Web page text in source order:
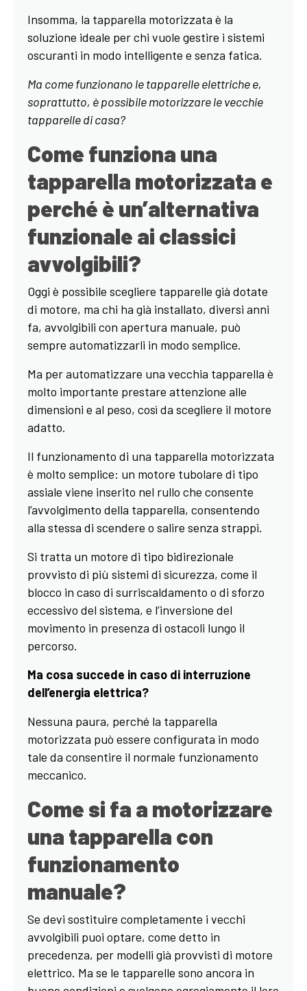
Insomma, la tapparella motorizzata è la
soluzione ideale per chi vuole gestire i sistemi
oscuranti in modo intelligente e senza fatica.
Ma come funzionano le tapparelle elettriche e,
soprattutto, è possibile motorizzare le vecchie
tapparelle di casa?
Come funziona una
tapparella motorizzata e
perché è un’alternativa
funzionale ai classici
avvolgibili?
Oggi è possibile scegliere tapparelle già dotate
di motore, ma chi ha già installato, diversi anni
fa, avvolgibili con apertura manuale, può
sempre automatizzarli in modo semplice.
Ma per automatizzare una vecchia tapparella è
molto importante prestare attenzione alle
dimensioni e al peso, così da scegliere il motore
adatto.
Il funzionamento di una tapparella motorizzata
è molto semplice: un motore tubolare di tipo
assiale viene inserito nel rullo che consente
l’avvolgimento della tapparella, consentendo
alla stessa di scendere o salire senza strappi.
Si tratta un motore di tipo bidirezionale
provvisto di più sistemi di sicurezza, come il
blocco in caso di surriscaldamento o di sforzo
eccessivo del sistema, e l’inversione del
movimento in presenza di ostacoli lungo il
percorso.
Ma cosa succede in caso di interruzione
dell’energia elettrica?
Nessuna paura, perché la tapparella
motorizzata può essere configurata in modo
tale da consentire il normale funzionamento
meccanico.
Come si fa a motorizzare
una tapparella con
funzionamento
manuale?
Se devi sostituire completamente i vecchi
avvolgibili puoi optare, come detto in
precedenza, per modelli già provvisti di motore
elettrico. Ma se le tapparelle sono ancora in